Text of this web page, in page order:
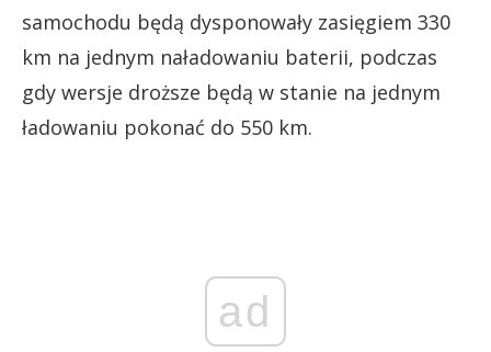
samochodu będą dysponowały zasięgiem 330
km na jednym naładowaniu baterii, podczas
gdy wersje droższe będą w stanie na jednym
ładowaniu pokonać do 550 km.
ad